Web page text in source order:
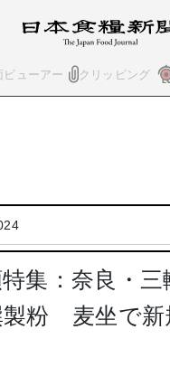
ビューアー クリッピング
集：奈良・三
製粉 麦坐で新